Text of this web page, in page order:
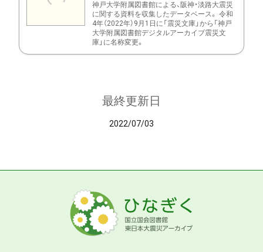
神戸大学附属図書館による、阪神・淡路大震災
に関する資料を収集したデータベース。 令和
4年（2022年）9月1日に「震災文庫」から「神戸
大学附属図書館デジタルアーカイブ震災文
庫」に名称変更。
最終更新日
2022/07/03